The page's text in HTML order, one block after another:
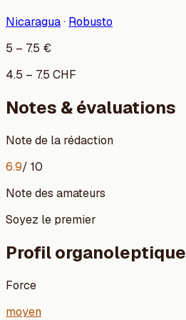
Nicaragua· Robusto
5 – 7.5 €
4.5 – 7.5 CHF
Notes & évaluations
Note de la rédaction
6.9/ 10
Note des amateurs
Soyez le premier
Profil organoleptique
Force
moyen